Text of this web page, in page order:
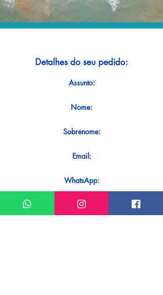
Detalhes do seu pedido:
Assunto:
Nome:
Sobrenome:
Email:
WhatsApp:
Mensagem: